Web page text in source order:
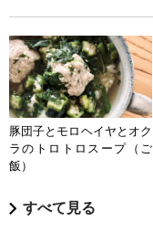
豚団子とモロヘイヤとオク
ラのトロトロスープ（ご
飯）
すべて見る